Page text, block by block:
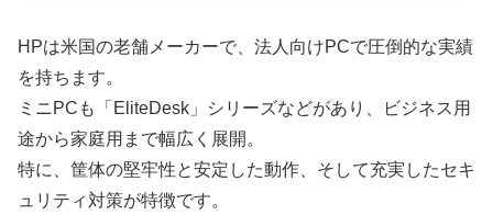
HPは米国の老舗メーカーで、法人向けPCで圧倒的な実績
を持ちます。
ミニPCも「EliteDesk」シリーズなどがあり、ビジネス用
途から家庭用まで幅広く展開。
特に、筐体の堅牢性と安定した動作、そして充実したセキ
ュリティ対策が特徴です。